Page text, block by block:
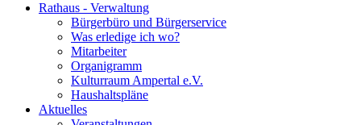
Rathaus - Verwaltung
Bürgerbüro und Bürgerservice
Was erledige ich wo?
Mitarbeiter
Organigramm
Kulturraum Ampertal e.V.
Haushaltspläne
Aktuelles